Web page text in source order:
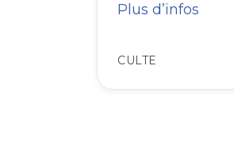
Plus d’infos
CULTE